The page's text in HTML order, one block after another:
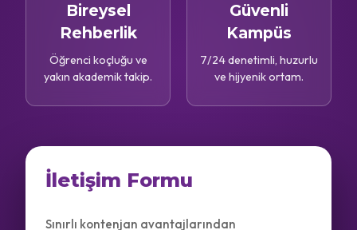
Bireysel
Rehberlik
Öğrenci koçluğu ve
yakın akademik takip.
Güvenli
Kampüs
7/24 denetimli, huzurlu
ve hijyenik ortam.
İletişim Formu
Sınırlı kontenjan avantajlarından